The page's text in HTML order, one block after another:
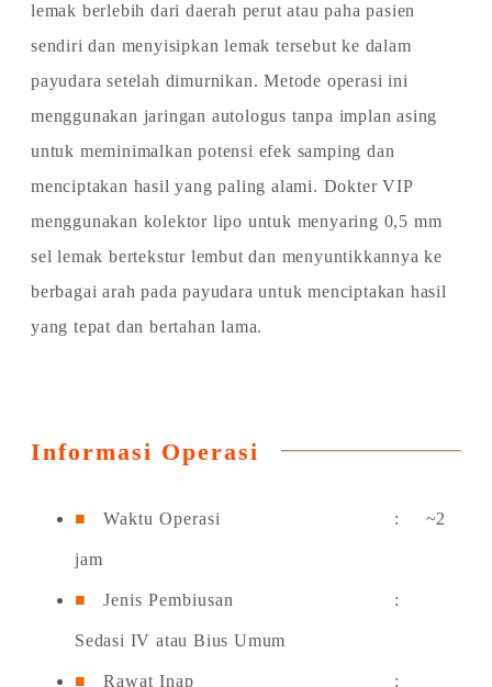
lemak berlebih dari daerah perut atau paha pasien
sendiri dan menyisipkan lemak tersebut ke dalam
payudara setelah dimurnikan. Metode operasi ini
menggunakan jaringan autologus tanpa implan asing
untuk meminimalkan potensi efek samping dan
menciptakan hasil yang paling alami. Dokter VIP
menggunakan kolektor lipo untuk menyaring 0,5 mm
sel lemak bertekstur lembut dan menyuntikkannya ke
berbagai arah pada payudara untuk menciptakan hasil
yang tepat dan bertahan lama.
Informasi Operasi
Waktu Operasi : ~2
jam
Jenis Pembiusan :
Sedasi IV atau Bius Umum
Rawat Inap :